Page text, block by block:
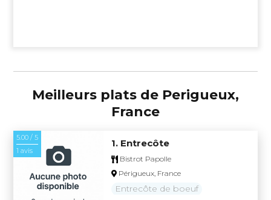
Meilleurs plats de Perigueux,
France
5.00 / 5
1 avis
1. Entrecôte
Bistrot Papolle
Périgueux, France
Entrecôte de boeuf